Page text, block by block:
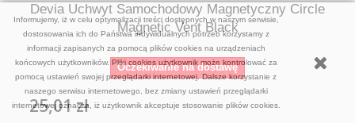
Informujemy, iż w celu optymalizacji treści dostępnych w naszym serwisie,
dostosowania ich do Państwa indywidualnych potrzeb korzystamy z
informacji zapisanych za pomocą plików cookies na urządzeniach
końcowych użytkowników. Pliki cookies użytkownik może kontrolować za
pomocą ustawień swojej przeglądarki internetowej. Dalsze korzystanie z
naszego serwisu internetowego, bez zmiany ustawień przeglądarki
internetowej oznacza, iż użytkownik akceptuje stosowanie plików cookies.
Devia Uchwyt Samochodowy Magnetyczny Circle
Magnetic Vent Black
Oczekiwanie na dostawę
25,01 zł